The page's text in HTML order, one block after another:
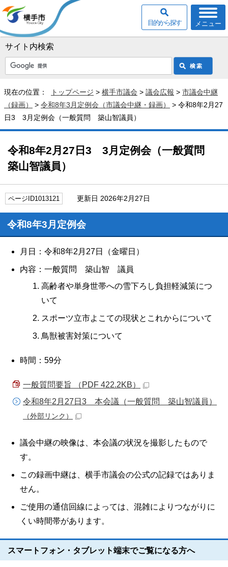
サイト内検索
メニュー
目的から探す
現在の位置： トップページ > 横手市議会 > 議会広報 > 市議会中継
（録画）
> 令和8年3月定例会（市議会中継・録画）
> 令和8年2月27
日3 3月定例会（一般質問 築山智議員）
令和8年2月27日3 3月定例会（一般質問
築山智議員）
ページID1013121 更新日 2026年2月27日
令和8年3月定例会
月日：令和8年2月27日（金曜日）
内容：一般質問 築山智 議員
高齢者や単身世帯への雪下ろし負担軽減策につ
いて
スポーツ立市よこての現状とこれからについて
鳥獣被害対策について
時間：59分
一般質問要旨 （PDF 422.2KB）
令和8年2月27日3 本会議（一般質問 築山智議員）
（外部リンク）
議会中継の映像は、本会議の状況を撮影したもので
す。
この録画中継は、横手市議会の公式の記録ではありま
せん。
ご使用の通信回線によっては、混雑によりつながりに
くい時間帯があります。
スマートフォン・タブレット端末でご覧になる方へ